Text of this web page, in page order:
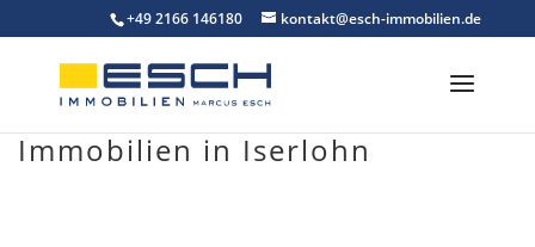
to
content
+49 2166 146180 kontakt@esch-immobilien.de
Immobilien in Iserlohn